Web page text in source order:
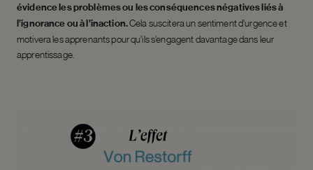
évidence les problèmes ou les conséquences négatives liés à
l’ignorance ou à l’inaction.Cela suscitera un sentiment d’urgence et
motivera les apprenants pour qu’ils s’engagent davantage dans leur
apprentissage.